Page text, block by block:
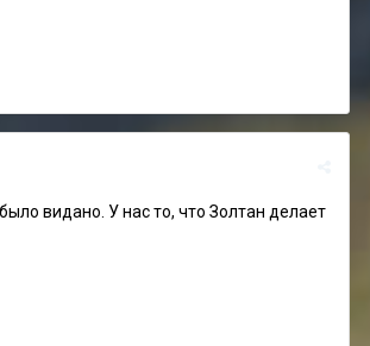
видано. У нас то, что Золтан делает